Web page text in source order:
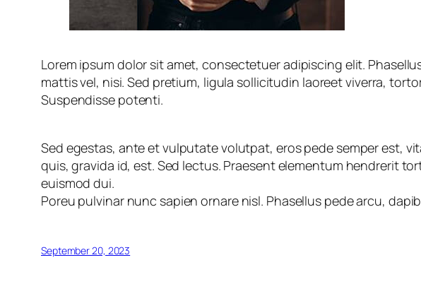
Lorem ipsum dolor sit amet, consectetuer adipiscing elit.
mattis vel, nisi. Sed pretium, ligula sollicitudin laoreet viverra,
Suspendisse potenti.
Sed egestas, ante et vulputate volutpat, eros pede semper est,
quis, gravida id, est. Sed lectus. Praesent elementum hendrerit
euismod dui.
Poreu pulvinar nunc sapien ornare nisl. Phasellus pede arcu,
September 20, 2023